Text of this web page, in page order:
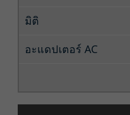
มิติ
อะแดปเตอร์ AC